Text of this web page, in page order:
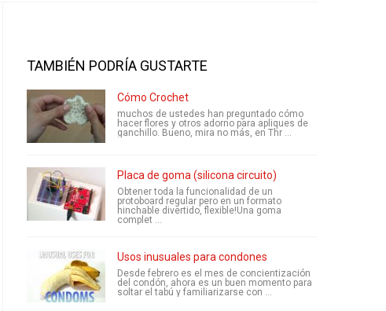
TAMBIÉN PODRÍA GUSTARTE
Cómo Crochet
muchos de ustedes han preguntado cómo
hacer flores y otros adorno para apliques de
ganchillo. Bueno, mira no más, en Thr ...
Placa de goma (silicona circuito)
Obtener toda la funcionalidad de un
protoboard regular pero en un formato
hinchable divertido, flexible!Una goma
complet ...
Usos inusuales para condones
Desde febrero es el mes de concientización
del condón, ahora es un buen momento para
soltar el tabú y familiarizarse con ...